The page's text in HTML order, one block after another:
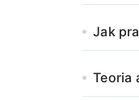
Jak
Teoria